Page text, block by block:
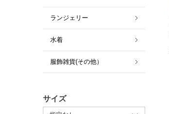
ランジェリー
水着
服飾雑貨(その他）
サイズ